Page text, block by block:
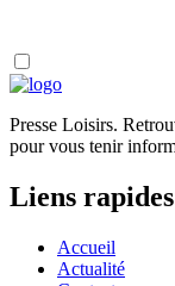
Presse Loisirs.
pour vous tenir
Liens rapides
Accueil
Actualité